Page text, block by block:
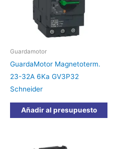
Guardamotor
GuardaMotor Magnetoterm.
23-32A 6Ka GV3P32
Schneider
Añadir al presupuesto